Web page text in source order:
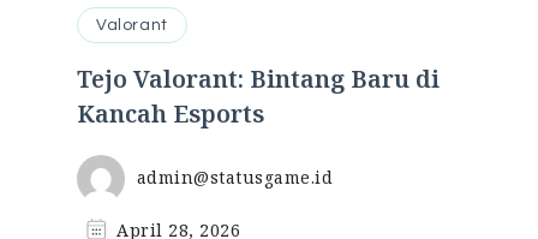
Valorant
Tejo Valorant: Bintang Baru di
Kancah Esports
admin@statusgame.id
April 28, 2026